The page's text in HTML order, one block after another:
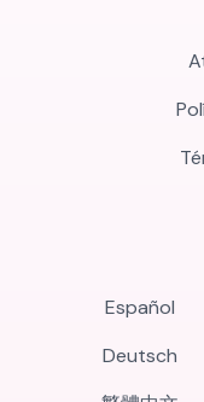
Español
Deutsch